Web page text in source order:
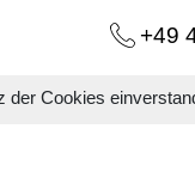
der Cookies
+49